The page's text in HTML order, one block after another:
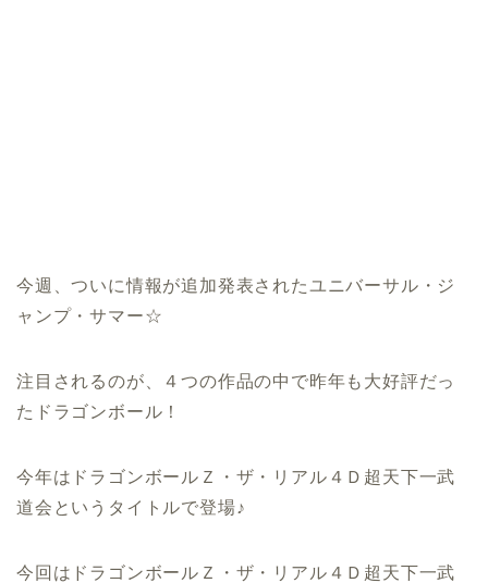
今週、ついに情報が追加発表されたユニバーサル・ジ
ャンプ・サマー☆
注目されるのが、４つの作品の中で昨年も大好評だっ
たドラゴンボール！
今年はドラゴンボールＺ・ザ・リアル４Ｄ超天下一武
道会というタイトルで登場♪
今回はドラゴンボールＺ・ザ・リアル４Ｄ超天下一武